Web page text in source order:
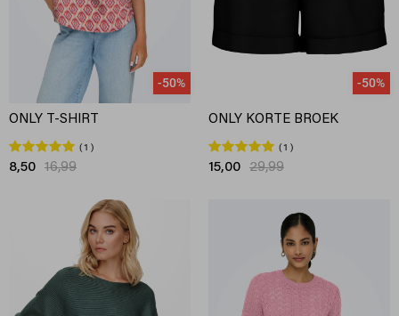
-50%
ONLY T-SHIRT
1
8,50 16,99
-50%
ONLY KORTE BROEK
1
15,00 29,99